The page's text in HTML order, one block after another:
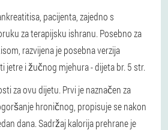
pacijenta, zajedno s
za terapijsku ishranu. Posebno za
razvijena je posebna verzija
jetre i žučnog mjehura - dijeta br. 5 str.
za ovu dijetu. Prvi je naznačen za
hroničnog, propisuje se nakon
dana. Sadržaj kalorija prehrane je